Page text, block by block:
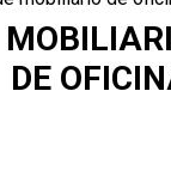
DE